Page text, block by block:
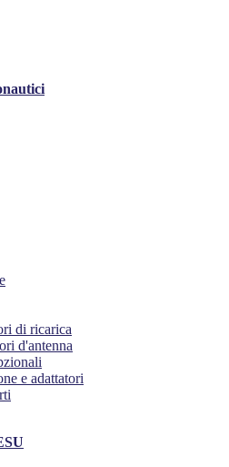
di ricarica
d'antenna
e adattatori